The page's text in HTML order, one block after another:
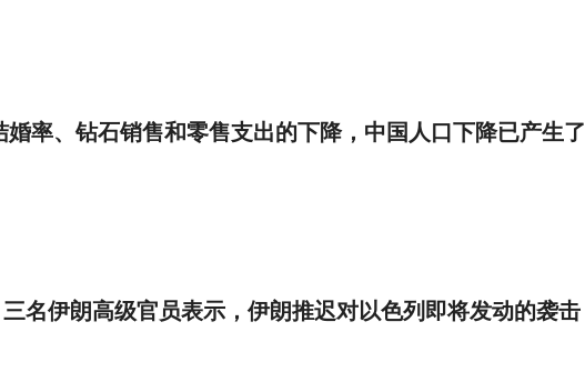
率、钻石销售和零售支出的下降，中国人口下降已产生了
名伊朗高级官员表示，伊朗推迟对以色列即将发动的袭击